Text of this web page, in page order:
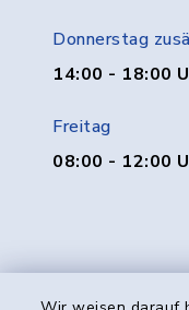
Donnerstag
14:00 - 18:00
Freitag
08:00 - 12:00